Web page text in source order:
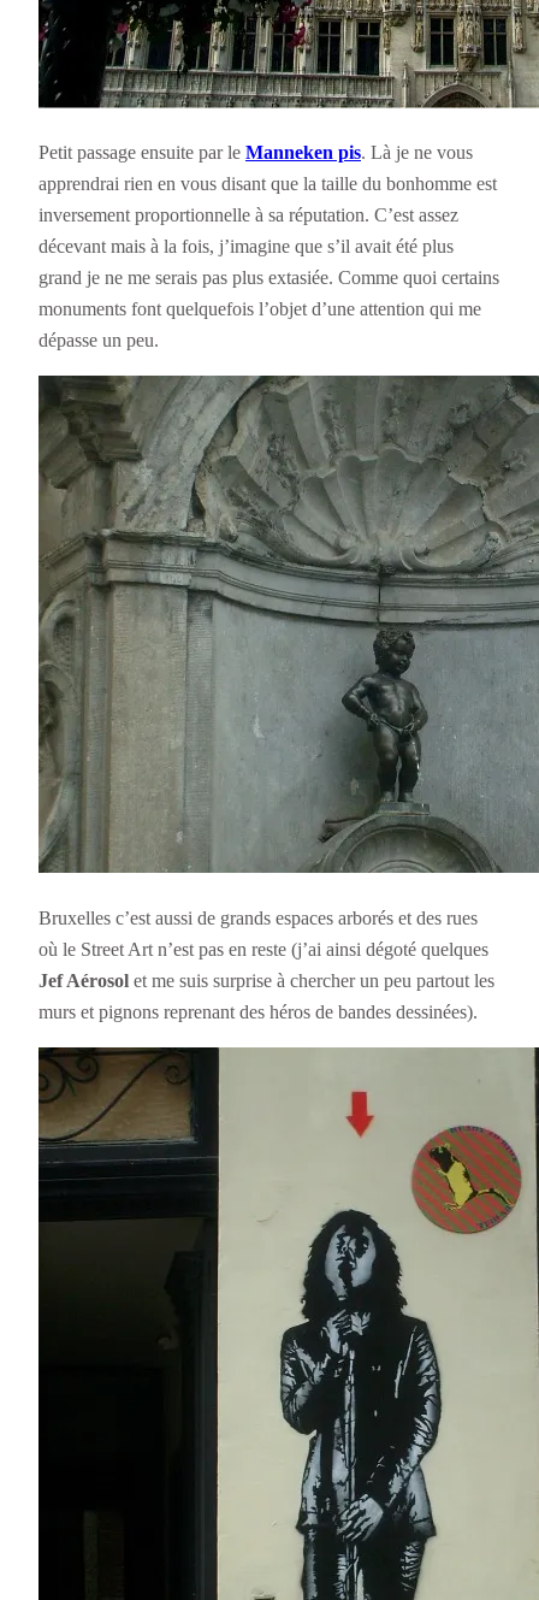
Petit passage ensuite par le Manneken pis. Là je ne vous
apprendrai rien en vous disant que la taille du bonhomme est
inversement proportionnelle à sa réputation. C’est assez
décevant mais à la fois, j’imagine que s’il avait été plus
grand je ne me serais pas plus extasiée. Comme quoi certains
monuments font quelquefois l’objet d’une attention qui me
dépasse un peu.
Bruxelles c’est aussi de grands espaces arborés et des rues
où le Street Art n’est pas en reste (j’ai ainsi dégoté quelques
Jef Aérosol et me suis surprise à chercher un peu partout les
murs et pignons reprenant des héros de bandes dessinées).